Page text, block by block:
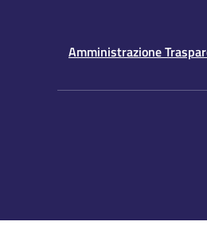
Amministrazione